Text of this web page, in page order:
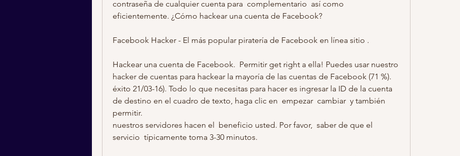
contraseña de cualquier cuenta para  complementario  así como
eficientemente. ¿Cómo hackear una cuenta de Facebook?
Facebook Hacker - El más popular piratería de Facebook en línea sitio .
Hackear una cuenta de Facebook.  Permitir get right a ella! Puedes usar nuestro
hacker de cuentas para hackear la mayoría de las cuentas de Facebook (71 %).
éxito 21/03-16). Todo lo que necesitas para hacer es ingresar la ID de la cuenta
de destino en el cuadro de texto, haga clic en  empezar  cambiar  y también
permitir.
nuestros servidores hacen el  beneficio usted. Por favor,  saber de que el
servicio  típicamente toma 3-30 minutos.